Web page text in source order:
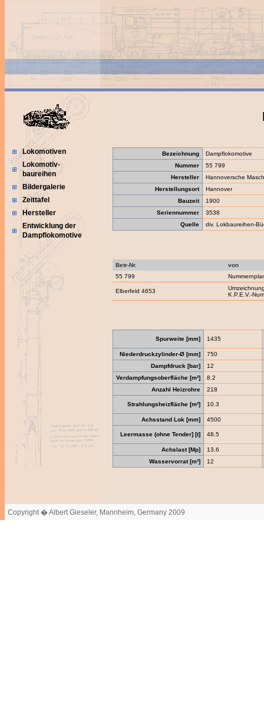
Lokomotiven
Lokomotiv-
baureihen
Bildergalerie
Zeittafel
Hersteller
Entwicklung der
Dampflokomotive
Bezeichnung
Dampflokomotive
Nummer
55 799
Hersteller
Hannoversche
Herstellungsort
Hannover
Bauzeit
1900
Seriennummer
3538
Quelle
div. Lokbaureihen-
Betr-Nr.
von
55 799
Elberfeld 4653
K.P.E.V.-
Spurweite [mm] 1435
Niederdruckzylinder-Ø [mm]
750
Dampfdruck [bar]
12
Verdampfungsoberfläche [m²]
8.2
Anzahl Heizrohre
218
Strahlungsheizfläche [m²] 10.3
Achsstand Lok [mm] 4500
Leermasse (ohne Tender] [t] 48.5
Achslast [Mp]
13.6
Wasservorrat [m³]
12
Copyright � Albert Gieseler, Mannheim, Germany 2009